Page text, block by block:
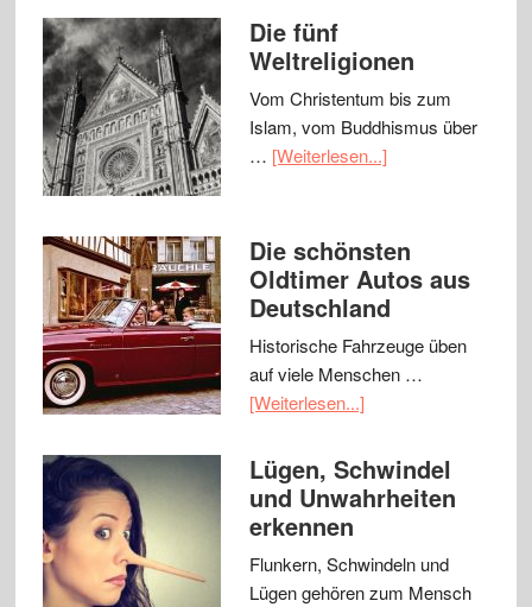
Die fünf
Weltreligionen
Vom Christentum bis zum
Islam, vom Buddhismus über
… [Weiterlesen...]
Die schönsten
Oldtimer Autos aus
Deutschland
Historische Fahrzeuge üben
auf viele Menschen …
[Weiterlesen...]
Lügen, Schwindel
und Unwahrheiten
erkennen
Flunkern, Schwindeln und
Lügen gehören zum Mensch